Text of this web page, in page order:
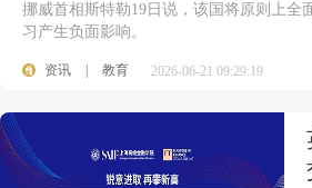
挪威首相斯特勒19日说，该国将原则上
习产生负面影响。
资讯 教育 2026-06-21 09:29:19